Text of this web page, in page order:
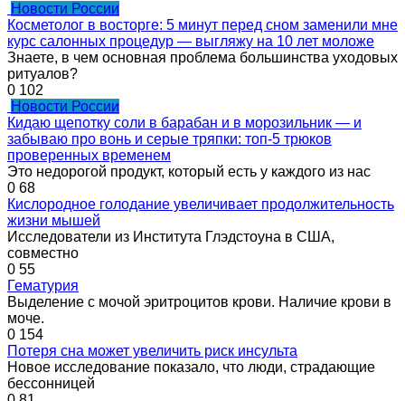
Новости России
Косметолог в восторге: 5 минут перед сном заменили мне
курс салонных процедур — выгляжу на 10 лет моложе
Знаете, в чем основная проблема большинства уходовых
ритуалов?
0 102
Новости России
Кидаю щепотку соли в барабан и в морозильник — и
забываю про вонь и серые тряпки: топ-5 трюков
проверенных временем
Это недорогой продукт, который есть у каждого из нас
0 68
Кислородное голодание увеличивает продолжительность
жизни мышей
Исследователи из Института Глэдстоуна в США,
совместно
0 55
Гематурия
Выделение с мочой эритроцитов крови. Наличие крови в
моче.
0 154
Потеря сна может увеличить риск инсульта
Новое исследование показало, что люди, страдающие
бессонницей